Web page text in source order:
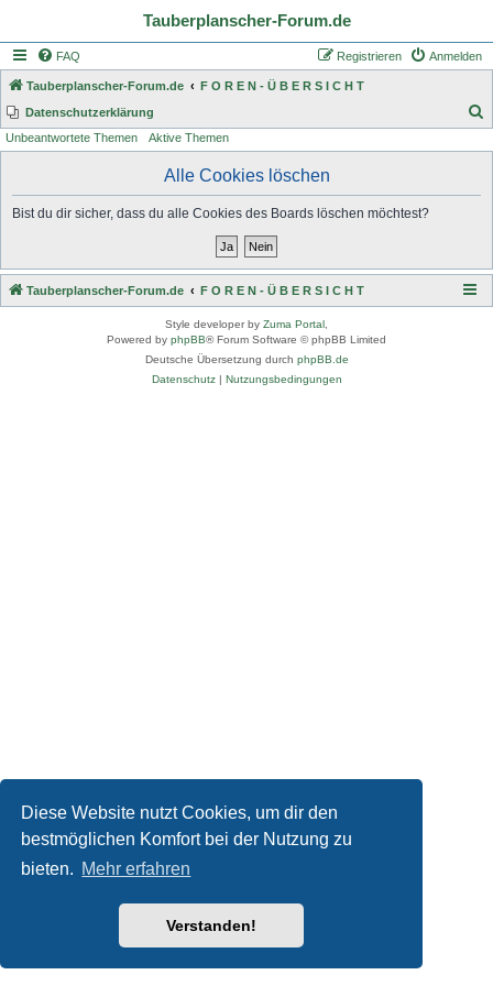
Diese Website nutzt Cookies, um dir den
bestmöglichen Komfort bei der Nutzung zu
bieten. Mehr erfahren
Verstanden!
Tauberplanscher-Forum.de
FAQ Anmelden
Registrieren
Tauberplanscher-Forum.de
F O R E N - Ü B E R S I C H T
Datenschutzerklärung
Unbeantwortete Themen Aktive Themen
Alle Cookies löschen
Bist du dir sicher, dass du alle Cookies des Boards löschen möchtest?
Tauberplanscher-Forum.de F O R E N - Ü B E R S I C H T
Style developer by Zuma Portal
Powered by phpBB® Forum Software © phpBB Limited
Deutsche Übersetzung durch phpBB.de
Datenschutz| Nutzungsbedingungen